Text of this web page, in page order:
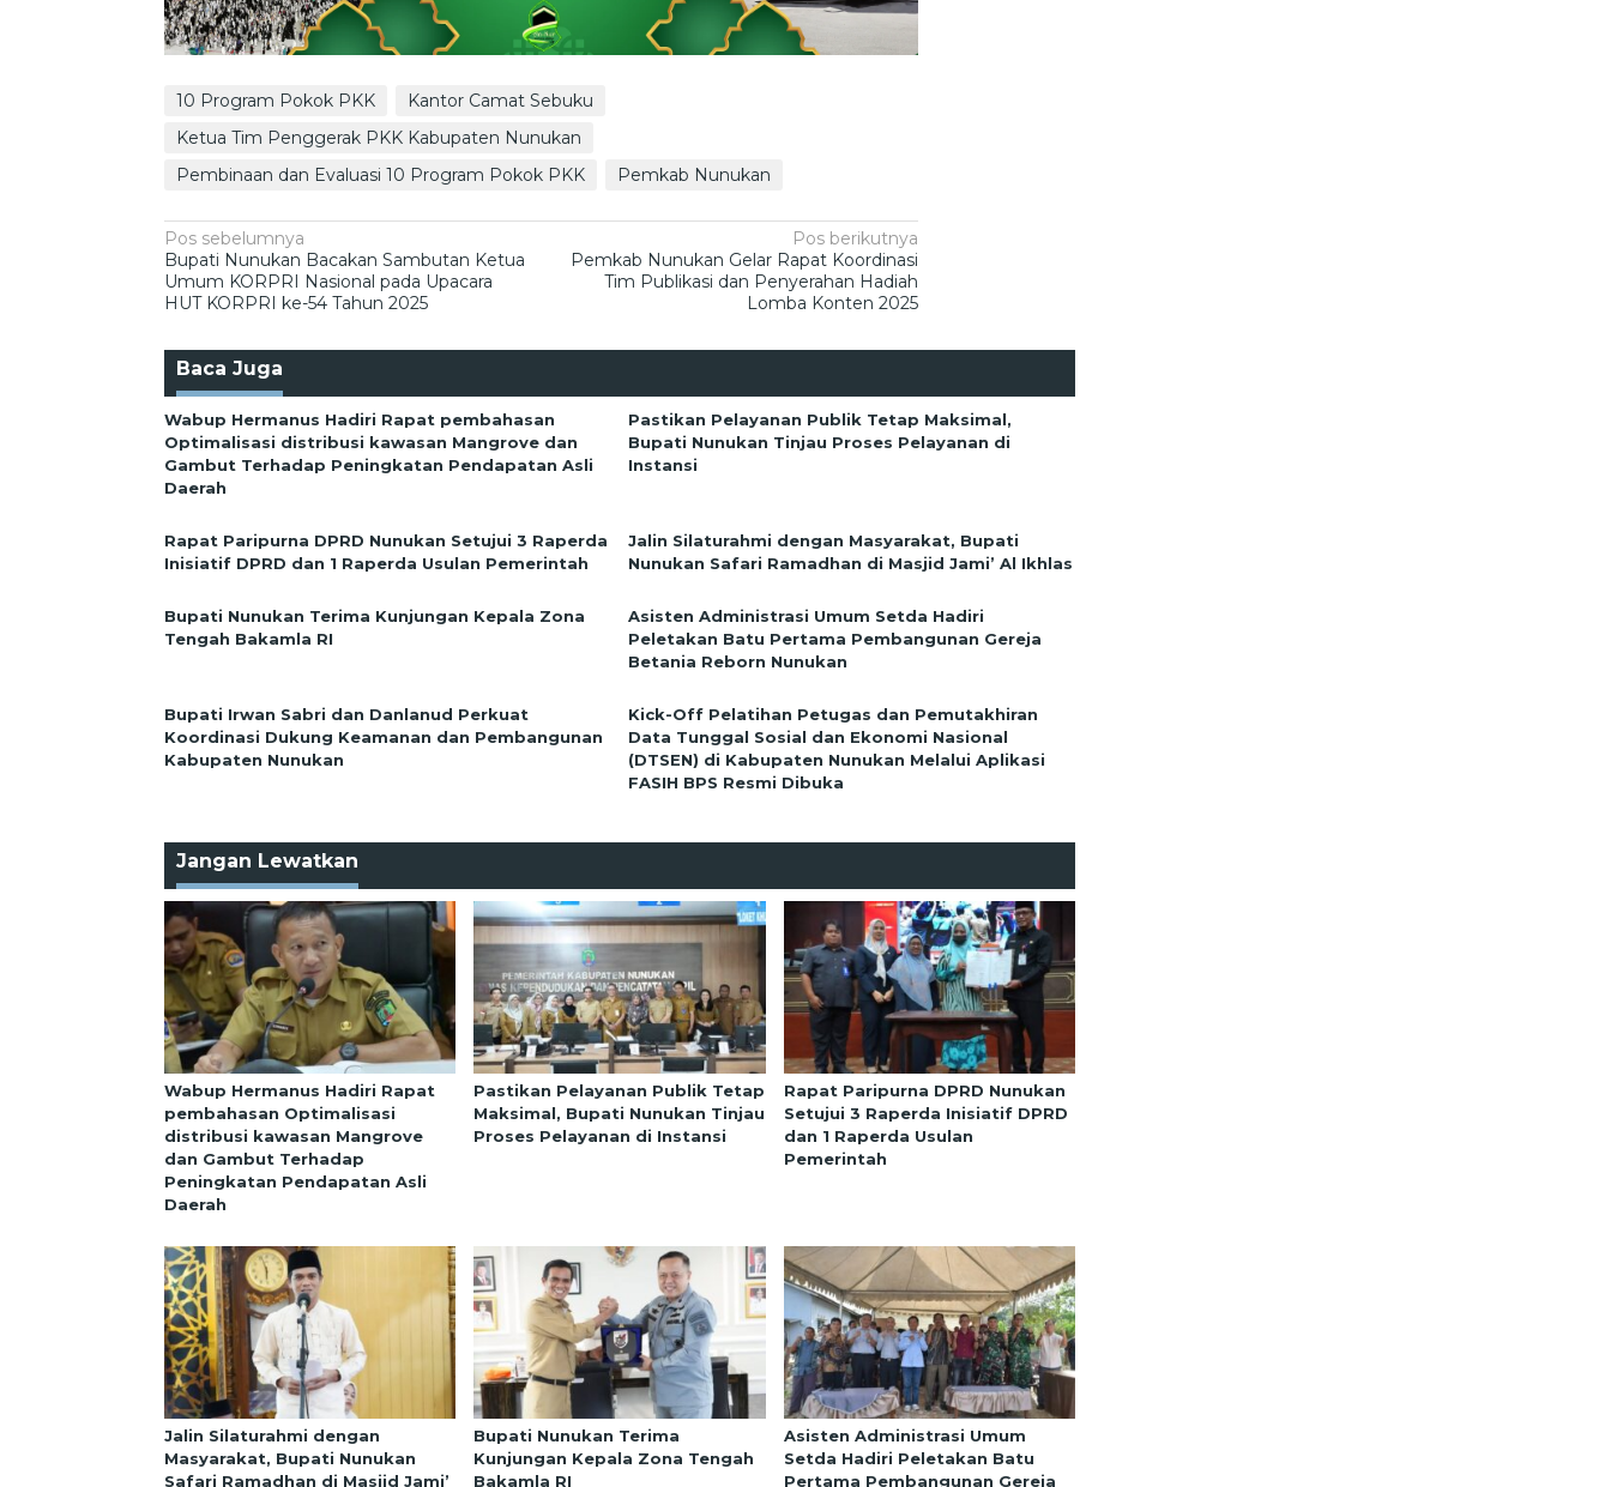
10 Program Pokok PKK
Kantor Camat Sebuku
Ketua Tim Penggerak PKK Kabupaten Nunukan
Pembinaan dan Evaluasi 10 Program Pokok PKK
Pemkab Nunukan
Navigasi
pos
Pos sebelumnya
Bupati Nunukan Bacakan Sambutan Ketua
Umum KORPRI Nasional pada Upacara
HUT KORPRI ke-54 Tahun 2025
Pos berikutnya
Pemkab Nunukan Gelar Rapat Koordinasi
Tim Publikasi dan Penyerahan Hadiah
Lomba Konten 2025
Baca Juga
Wabup Hermanus Hadiri Rapat pembahasan
Optimalisasi distribusi kawasan Mangrove dan
Gambut Terhadap Peningkatan Pendapatan Asli
Daerah
Pastikan Pelayanan Publik Tetap Maksimal,
Bupati Nunukan Tinjau Proses Pelayanan di
Instansi
Rapat Paripurna DPRD Nunukan Setujui 3 Raperda
Inisiatif DPRD dan 1 Raperda Usulan Pemerintah
Jalin Silaturahmi dengan Masyarakat, Bupati
Nunukan Safari Ramadhan di Masjid Jami’ Al Ikhlas
Bupati Nunukan Terima Kunjungan Kepala Zona
Tengah Bakamla RI
Asisten Administrasi Umum Setda Hadiri
Peletakan Batu Pertama Pembangunan Gereja
Betania Reborn Nunukan
Bupati Irwan Sabri dan Danlanud Perkuat
Koordinasi Dukung Keamanan dan Pembangunan
Kabupaten Nunukan
Kick-Off Pelatihan Petugas dan Pemutakhiran
Data Tunggal Sosial dan Ekonomi Nasional
(DTSEN) di Kabupaten Nunukan Melalui Aplikasi
FASIH BPS Resmi Dibuka
Jangan Lewatkan
Wabup Hermanus Hadiri Rapat
pembahasan Optimalisasi
distribusi kawasan Mangrove
dan Gambut Terhadap
Peningkatan Pendapatan Asli
Daerah
Pastikan Pelayanan Publik Tetap
Maksimal, Bupati Nunukan Tinjau
Proses Pelayanan di Instansi
Rapat Paripurna DPRD Nunukan
Setujui 3 Raperda Inisiatif DPRD
dan 1 Raperda Usulan
Pemerintah
Jalin Silaturahmi dengan
Masyarakat, Bupati Nunukan
Safari Ramadhan di Masjid Jami’
Bupati Nunukan Terima
Kunjungan Kepala Zona Tengah
Bakamla RI
Asisten Administrasi Umum
Setda Hadiri Peletakan Batu
Pertama Pembangunan Gereja